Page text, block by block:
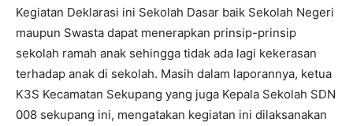
Kegiatan Deklarasi ini Sekolah Dasar baik Sekolah Negeri
maupun Swasta dapat menerapkan prinsip-prinsip
sekolah ramah anak sehingga tidak ada lagi kekerasan
terhadap anak di sekolah. Masih dalam laporannya, ketua
K3S Kecamatan Sekupang yang juga Kepala Sekolah SDN
008 sekupang ini, mengatakan kegiatan ini dilaksanakan